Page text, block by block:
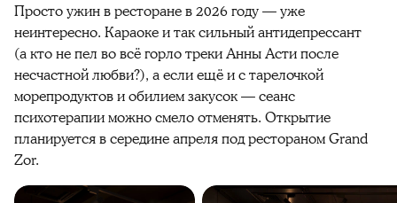
Просто ужин в ресторане в 2026 году — уже
неинтересно. Караоке и так сильный антидепрессант
(а кто не пел во всё горло треки Анны Асти после
несчастной любви?), а если ещё и с тарелочкой
морепродуктов и обилием закусок — сеанс
психотерапии можно смело отменять. Открытие
планируется в середине апреля под рестораном Grand
Zor.